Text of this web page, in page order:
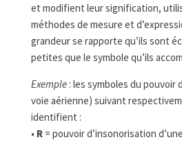
et modifient leur signification,
méthodes de mesure et
grandeur se rapporte qu’ils sont
petites que le symbole qu’ils
Exemple: les symboles du pouvoir
voie aérienne) suivant
identifient :
• R= pouvoir d’insonorisation